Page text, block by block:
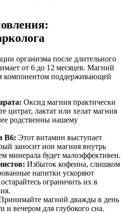
организма после длительного
от 6 до 12 месяцев. Магний
компонентом поддерживающей
Оксид магния практически
цитрат, лактат или хелат магния
родственны нашему
B6: Этот витамин выступает
заносит ион магния внутрь
минерала будет малоэффективен.
Избыток кофеина, слишком
напитки ускоряют
ограничить их в
магний дважды в день
и вечером для глубокого сна.